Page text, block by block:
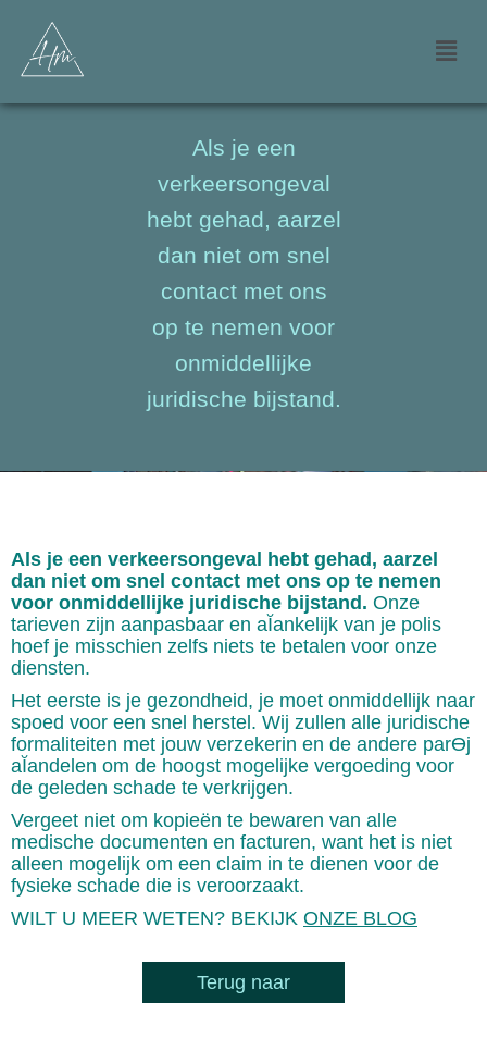
VERKEERSONGEVALLEN
Als je een
verkeersongeval
hebt gehad, aarzel
dan niet om snel
contact met ons
op te nemen voor
onmiddellijke
juridische bijstand.
Als je een verkeersongeval hebt gehad, aarzel
dan niet om snel contact met ons op te nemen
voor onmiddellijke juridische bijstand. Onze
tarieven zijn aanpasbaar en aĬankelijk van je polis
hoef je misschien zelfs niets te betalen voor onze
diensten.
Het eerste is je gezondheid, je moet onmiddellijk naar
spoed voor een snel herstel. Wij zullen alle juridische
formaliteiten met jouw verzekerin en de andere parƟj
aĬandelen om de hoogst mogelijke vergoeding voor
de geleden schade te verkrijgen.
Vergeet niet om kopieën te bewaren van alle
medische documenten en facturen, want het is niet
alleen mogelijk om een claim in te dienen voor de
fysieke schade die is veroorzaakt.
WILT U MEER WETEN? BEKIJK ONZE BLOG
Terug naar